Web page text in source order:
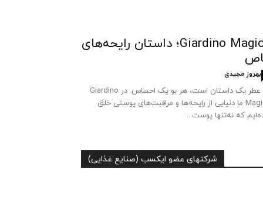
Giardino Magico؛ داستان رایحه‌های
بهروز مجیدی
هر عطر یک داستان است، هر بو یک احساس. در Giardino
Magico ما دنیایی از رایحه‌ها و مراقبت‌های پوستی خلق
که نه‌تنها پوست...
شرکتهای عضو ایکسب (صنایع غذایی)